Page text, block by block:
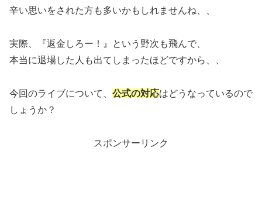
辛い思いをされた方も多いかもしれませんね、、
実際、『返金しろー！』という野次も飛んで、
本当に退場した人も出てしまったほどですから、、
今回のライブについて、 公式の対応はどうなっているので
しょうか？
スポンサーリンク